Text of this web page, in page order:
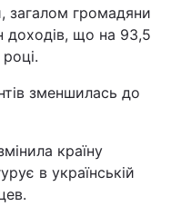
загалом громадяни
доходів, що на 93,5
зменшилась до
країну
в українській